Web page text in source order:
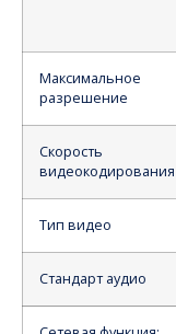
Максимальное
разрешение
Скорость
видеокодирования
Тип видео
Стандарт аудио